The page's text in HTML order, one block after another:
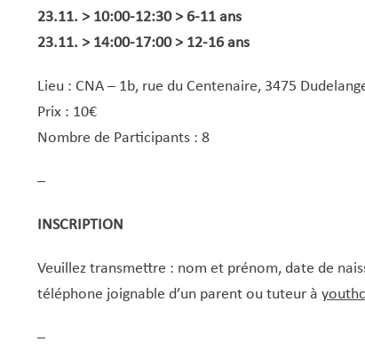
23.11. > 10:00-12:30 > 6-11 ans
23.11. > 14:00-17:00 > 12-16 ans
Lieu : CNA – 1b, rue du Centenaire, 3475
Prix : 10€
Nombre de Participants : 8
–
INSCRIPTION
Veuillez transmettre : nom et prénom, date de
téléphone joignable d’un parent ou tuteur à
–